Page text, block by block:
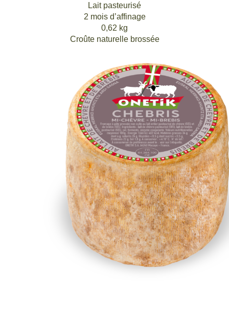
Lait pasteurisé
2 mois d’affinage
0,62 kg
Croûte naturelle brossée